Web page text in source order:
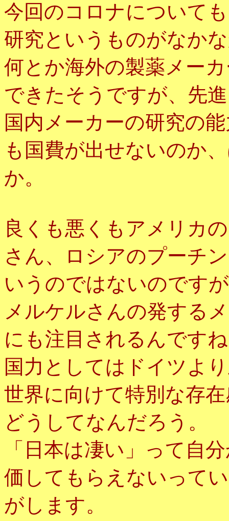
今回のコロナについて
研究というものがなか
何とか海外の製薬メー
できたそうですが、先
国内メーカーの研究の
も国費が出せないのか
か。
良くも悪くもアメリカ
さん、ロシアのプーチ
いうのではないのです
メルケルさんの発する
にも注目されるんです
国力としてはドイツよ
世界に向けて特別な存
どうしてなんだろう。
「日本は凄い」って自
価してもらえないって
がします。